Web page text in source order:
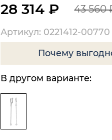
28 314 ₽ 43 560
Артикул: 0221412-00770
Почему
В другом варианте: